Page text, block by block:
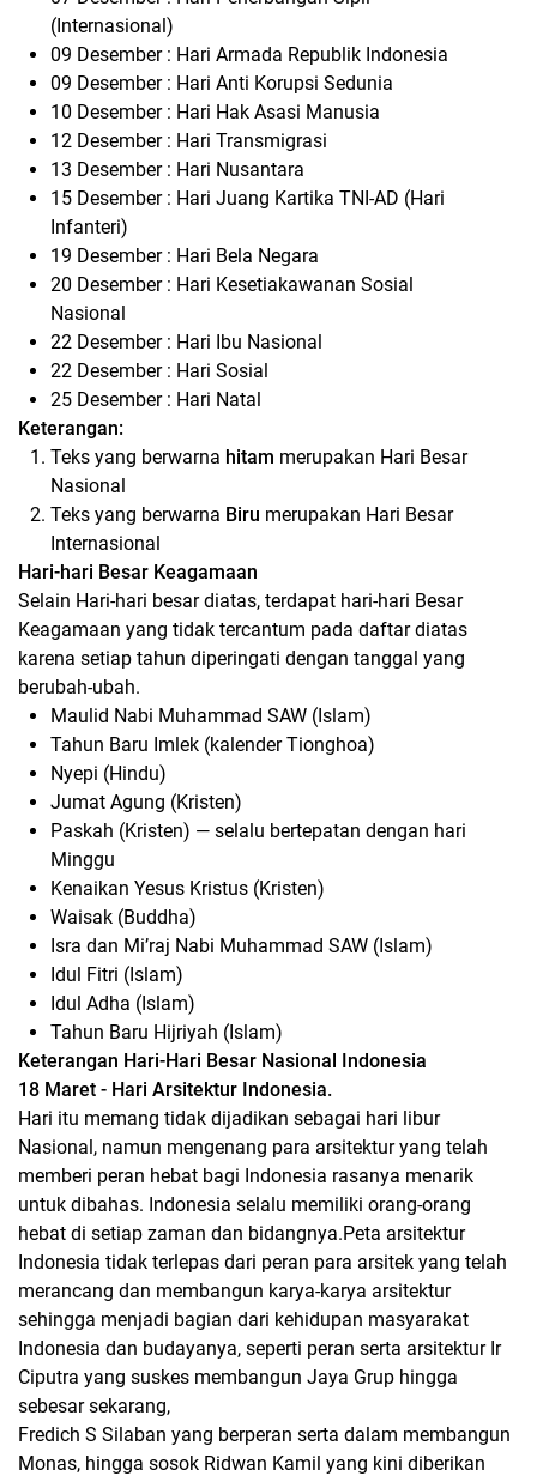
(Internasional)
09 Desember : Hari Armada Republik Indonesia
09 Desember : Hari Anti Korupsi Sedunia
10 Desember : Hari Hak Asasi Manusia
12 Desember : Hari Transmigrasi
13 Desember : Hari Nusantara
15 Desember : Hari Juang Kartika TNI-AD (Hari
Infanteri)
19 Desember : Hari Bela Negara
20 Desember : Hari Kesetiakawanan Sosial
Nasional
22 Desember : Hari Ibu Nasional
22 Desember : Hari Sosial
25 Desember : Hari Natal
Keterangan:
Teks yang berwarna hitam merupakan Hari Besar
Nasional
Teks yang berwarna Biru merupakan Hari Besar
Internasional
Hari-hari Besar Keagamaan
Selain Hari-hari besar diatas, terdapat hari-hari Besar
Keagamaan yang tidak tercantum pada daftar diatas
karena setiap tahun diperingati dengan tanggal yang
berubah-ubah.
Maulid Nabi Muhammad SAW (Islam)
Tahun Baru Imlek (kalender Tionghoa)
Nyepi (Hindu)
Jumat Agung (Kristen)
Paskah (Kristen) — selalu bertepatan dengan hari
Minggu
Kenaikan Yesus Kristus (Kristen)
Waisak (Buddha)
Isra dan Mi’raj Nabi Muhammad SAW (Islam)
Idul Fitri (Islam)
Idul Adha (Islam)
Tahun Baru Hijriyah (Islam)
Keterangan Hari-Hari Besar Nasional Indonesia
18 Maret - Hari Arsitektur Indonesia.
Hari itu memang tidak dijadikan sebagai hari libur
Nasional, namun mengenang para arsitektur yang telah
memberi peran hebat bagi Indonesia rasanya menarik
untuk dibahas. Indonesia selalu memiliki orang-orang
hebat di setiap zaman dan bidangnya.Peta arsitektur
Indonesia tidak terlepas dari peran para arsitek yang telah
merancang dan membangun karya-karya arsitektur
sehingga menjadi bagian dari kehidupan masyarakat
Indonesia dan budayanya, seperti peran serta arsitektur Ir
Ciputra yang suskes membangun Jaya Grup hingga
sebesar sekarang,
Fredich S Silaban yang berperan serta dalam membangun
Monas, hingga sosok Ridwan Kamil yang kini diberikan